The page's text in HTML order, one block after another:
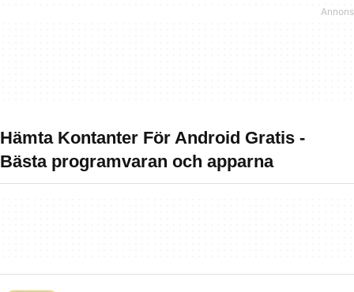
Hämta Kontanter För Android Gratis -
Bästa programvaran och apparna